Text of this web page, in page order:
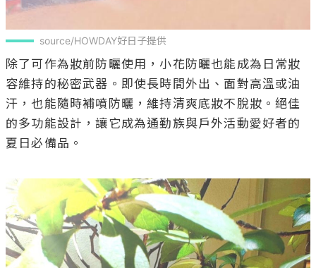
source/HOWDAY好日子提供
除了可作為妝前防曬使用，小花防曬也能成為日常妝
容維持的秘密武器。即使長時間外出、面對高溫或油
汗，也能隨時補噴防曬，維持清爽底妝不脫妝。絕佳
的多功能設計，讓它成為通勤族與戶外活動愛好者的
夏日必備品。